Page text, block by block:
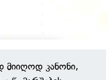
კანონი,